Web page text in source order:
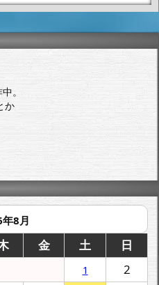
遊 「マジン
ーイグニッシ
ョン」 感想
。
か
8月
金 土 日
1
2